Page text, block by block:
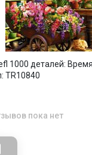
1000 деталей:
TR10840
пока нет